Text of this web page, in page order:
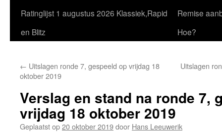
Ratinglijst 1 augustus 2026 Klassiek,Rapid
en Blitz
Remise
Hoe?
← Uitslagen ronde 7, gespeeld op vrijdag 18
oktober 2019
Uitslagen
Verslag en stand na ronde 7,
vrijdag 18 oktober 2019
Geplaatst op20 oktober 2019door Hans Leeuwerik